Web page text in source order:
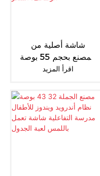
شاشة أصلية من
المصنع بحجم 55 بوصة
الأطفال، شاشة عرض
رقمية، طاولة لمس
ذكية متعددة الوظائف.
السعر
اقرأ المزيد